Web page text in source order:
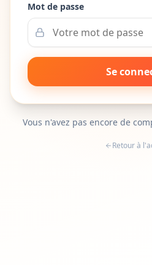
Mot de passe
Se
Vous n'avez pas encore de
Retour à